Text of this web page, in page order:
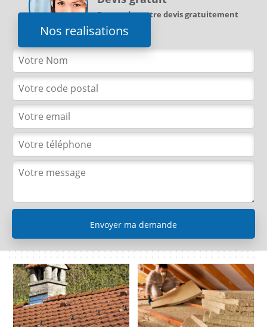
Nos realisations
Demandez votre devis gratuitement